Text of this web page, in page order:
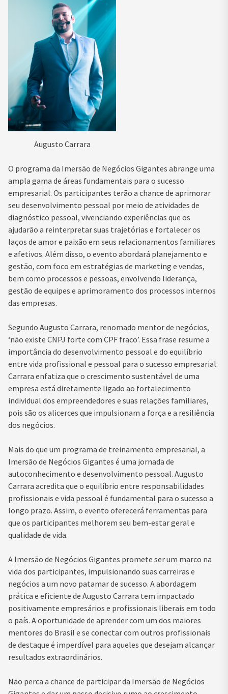
Augusto Carrara
O programa da Imersão de Negócios Gigantes abrange uma
ampla gama de áreas fundamentais para o sucesso
empresarial. Os participantes terão a chance de aprimorar
seu desenvolvimento pessoal por meio de atividades de
diagnóstico pessoal, vivenciando experiências que os
ajudarão a reinterpretar suas trajetórias e fortalecer os
laços de amor e paixão em seus relacionamentos familiares
e afetivos. Além disso, o evento abordará planejamento e
gestão, com foco em estratégias de marketing e vendas,
bem como processos e pessoas, envolvendo liderança,
gestão de equipes e aprimoramento dos processos internos
das empresas.
Segundo Augusto Carrara, renomado mentor de negócios,
‘não existe CNPJ forte com CPF fraco’. Essa frase resume a
importância do desenvolvimento pessoal e do equilíbrio
entre vida profissional e pessoal para o sucesso empresarial.
Carrara enfatiza que o crescimento sustentável de uma
empresa está diretamente ligado ao fortalecimento
individual dos empreendedores e suas relações familiares,
pois são os alicerces que impulsionam a força e a resiliência
dos negócios.
Mais do que um programa de treinamento empresarial, a
Imersão de Negócios Gigantes é uma jornada de
autoconhecimento e desenvolvimento pessoal. Augusto
Carrara acredita que o equilíbrio entre responsabilidades
profissionais e vida pessoal é fundamental para o sucesso a
longo prazo. Assim, o evento oferecerá ferramentas para
que os participantes melhorem seu bem-estar geral e
qualidade de vida.
A Imersão de Negócios Gigantes promete ser um marco na
vida dos participantes, impulsionando suas carreiras e
negócios a um novo patamar de sucesso. A abordagem
prática e eficiente de Augusto Carrara tem impactado
positivamente empresários e profissionais liberais em todo
o país. A oportunidade de aprender com um dos maiores
mentores do Brasil e se conectar com outros profissionais
de destaque é imperdível para aqueles que desejam alcançar
resultados extraordinários.
Não perca a chance de participar da Imersão de Negócios